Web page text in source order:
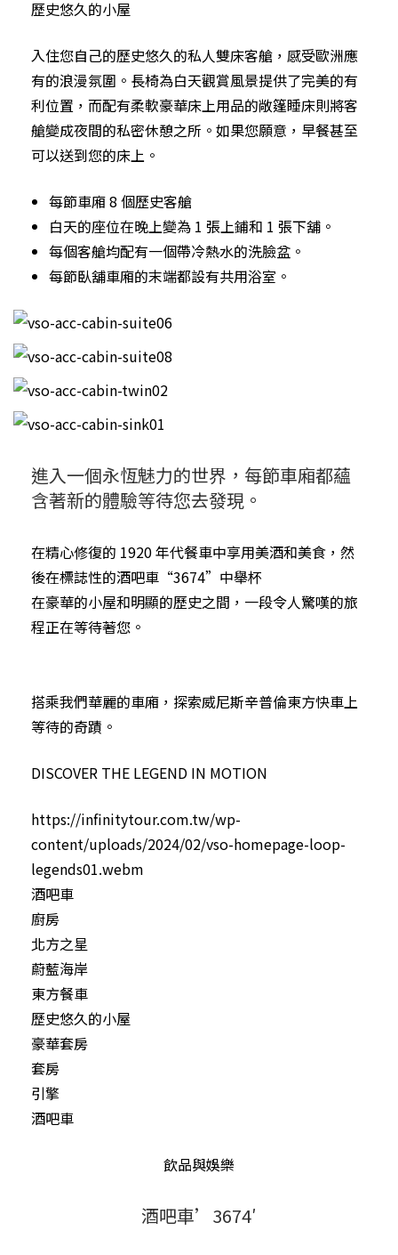
歷史悠久的小屋
入住您自己的歷史悠久的私人雙床客艙，感受歐洲應
有的浪漫氛圍。長椅為白天觀賞風景提供了完美的有
利位置，而配有柔軟豪華床上用品的敞篷睡床則將客
艙變成夜間的私密休憩之所。如果您願意，早餐甚至
可以送到您的床上。
每節車廂 8 個歷史客艙
白天的座位在晚上變為 1 張上鋪和 1 張下舖。
每個客艙均配有一個帶冷熱水的洗臉盆。
每節臥舖車廂的末端都設有共用浴室。
進入一個永恆魅力的世界，每節車廂都蘊
含著新的體驗等待您去發現。
在精心修復的 1920 年代餐車中享用美酒和美食，然
後在標誌性的酒吧車“3674”中舉杯
在豪華的小屋和明顯的歷史之間，一段令人驚嘆的旅
程正在等待著您。
搭乘我們華麗的車廂，探索威尼斯辛普倫東方快車上
等待的奇蹟。
DISCOVER THE LEGEND IN MOTION
https://infinitytour.com.tw/wp-
content/uploads/2024/02/vso-homepage-loop-
legends01.webm
酒吧車
廚房
北方之星
蔚藍海岸
東方餐車
歷史悠久的小屋
豪華套房
套房
引擎
酒吧車
飲品與娛樂
酒吧車’3674′